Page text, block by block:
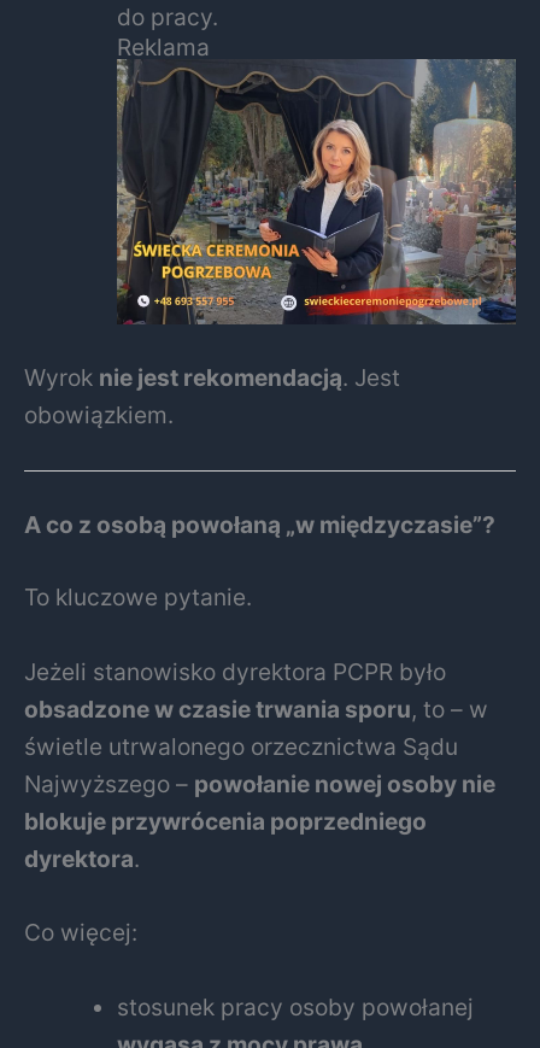
do pracy.
Reklama
Wyrok nie jest rekomendacją. Jest
obowiązkiem.
A co z osobą powołaną „w międzyczasie”?
To kluczowe pytanie.
Jeżeli stanowisko dyrektora PCPR było
obsadzone w czasie trwania sporu, to – w
świetle utrwalonego orzecznictwa Sądu
Najwyższego – powołanie nowej osoby nie
blokuje przywrócenia poprzedniego
dyrektora.
Co więcej:
stosunek pracy osoby powołanej